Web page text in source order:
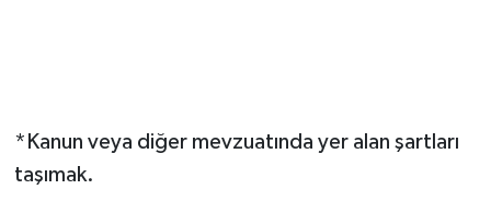
*Kanun veya diğer mevzuatında yer alan şartları
taşımak.